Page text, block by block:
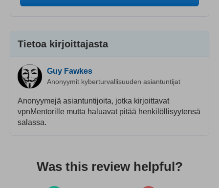
Tietoa kirjoittajasta
Guy Fawkes
Anonyymit kyberturvallisuuden asiantuntijat
Anonyymejä asiantuntijoita, jotka kirjoittavat
vpnMentorille mutta haluavat pitää henkilöllisyytensä
salassa.
Was this review helpful?